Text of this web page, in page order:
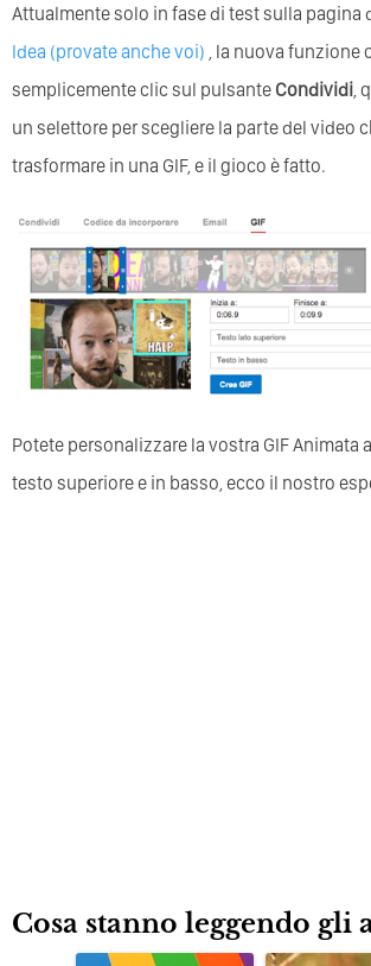
Attualmente solo in fase di test sulla pagina
Idea (provate anche voi) , la nuova funzione
semplicemente clic sul pulsante Condividi ,
un selettore per scegliere la parte del video
trasformare in una GIF, e il gioco è fatto.
Potete personalizzare la vostra GIF Animata
testo superiore e in basso, ecco il nostro
Cosa stanno leggendo gli